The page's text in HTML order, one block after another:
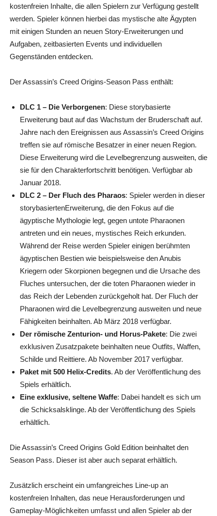
kostenfreien Inhalte, die allen Spielern zur Verfügung gestellt
werden. Spieler können hierbei das mystische alte Ägypten
mit einigen Stunden an neuen Story-Erweiterungen und
Aufgaben, zeitbasierten Events und individuellen
Gegenständen entdecken.
Der Assassin’s Creed Origins-Season Pass enthält:
DLC 1 – Die Verborgenen: Diese storybasierte
Erweiterung baut auf das Wachstum der Bruderschaft auf.
Jahre nach den Ereignissen aus Assassin’s Creed Origins
treffen sie auf römische Besatzer in einer neuen Region.
Diese Erweiterung wird die Levelbegrenzung ausweiten, die
sie für den Charakterfortschritt benötigen. Verfügbar ab
Januar 2018.
DLC 2 – Der Fluch des Pharaos: Spieler werden in dieser
storybasiertenErweiterung, die den Fokus auf die
ägyptische Mythologie legt, gegen untote Pharaonen
antreten und ein neues, mystisches Reich erkunden.
Während der Reise werden Spieler einigen berühmten
ägyptischen Bestien wie beispielsweise den Anubis
Kriegern oder Skorpionen begegnen und die Ursache des
Fluches untersuchen, der die toten Pharaonen wieder in
das Reich der Lebenden zurückgeholt hat. Der Fluch der
Pharaonen wird die Levelbegrenzung ausweiten und neue
Fähigkeiten beinhalten. Ab März 2018 verfügbar.
Der römische Zenturion- und Horus-Pakete: Die zwei
exklusiven Zusatzpakete beinhalten neue Outfits, Waffen,
Schilde und Reittiere. Ab November 2017 verfügbar.
Paket mit 500 Helix-Credits. Ab der Veröffentlichung des
Spiels erhältlich.
Eine exklusive, seltene Waffe: Dabei handelt es sich um
die Schicksalsklinge. Ab der Veröffentlichung des Spiels
erhältlich.
Die Assassin’s Creed Origins Gold Edition beinhaltet den
Season Pass. Dieser ist aber auch separat erhältlich.
Zusätzlich erscheint ein umfangreiches Line-up an
kostenfreien Inhalten, das neue Herausforderungen und
Gameplay-Möglichkeiten umfasst und allen Spieler ab der